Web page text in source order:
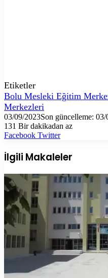
Etiketler
Bolu Mesleki Eğitim
Merkezleri
03/09/2023Son güncelleme:
131 Bir dakikadan az
Facebook TwitterLinkedIn
Tumblr
Pinterest
Reddit
VKontakte
E-
ile
paylaş
Yazdır
İlgili Makaleler